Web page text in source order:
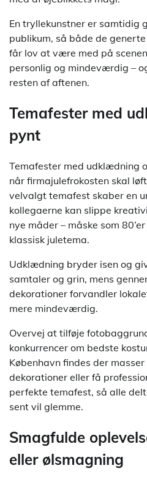
En tryllekunstner er samtidig
publikum, så både de
får lov at være med på
personlig og mindeværdig –
resten af aftenen.
Temafester med
pynt
Temafester med udklædning
når firmajulefrokosten skal
velvalgt temafest skaber en
kollegaerne kan slippe
nye måder – måske som
klassisk juletema.
Udklædning bryder isen og
samtaler og grin, mens
dekorationer forvandler
mere mindeværdig.
Overvej at tilføje
konkurrencer om bedste
København findes der
dekorationer eller få
perfekte temafest, så alle
sent vil glemme.
Smagfulde
eller ølsmagning